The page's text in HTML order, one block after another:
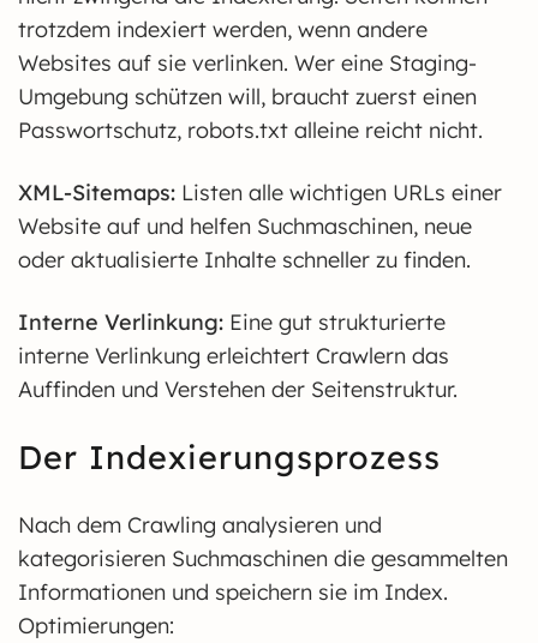
trotzdem indexiert werden, wenn andere
Websites auf sie verlinken. Wer eine Staging-
Umgebung schützen will, braucht zuerst einen
Passwortschutz, robots.txt alleine reicht nicht.
XML-Sitemaps: Listen alle wichtigen URLs einer
Website auf und helfen Suchmaschinen, neue
oder aktualisierte Inhalte schneller zu finden.
Interne Verlinkung: Eine gut strukturierte
interne Verlinkung erleichtert Crawlern das
Auffinden und Verstehen der Seitenstruktur.
Der Indexierungsprozess
Nach dem Crawling analysieren und
kategorisieren Suchmaschinen die gesammelten
Informationen und speichern sie im Index.
Optimierungen: